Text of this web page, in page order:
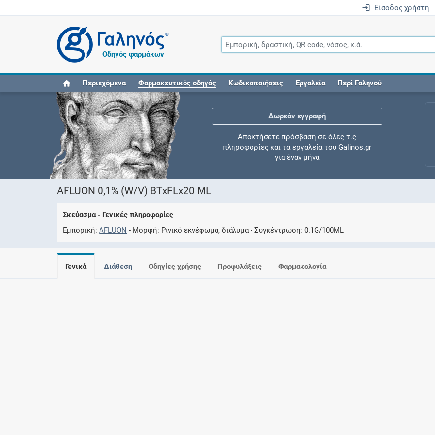
Είσοδος χρήστη
®
Οδηγός φαρμάκων
Περιεχόμενα Φαρμακευτικός οδηγός Κωδικοποιήσεις Εργαλεία Περί Γαληνού
Δωρεάν εγγραφή
Αποκτήσετε πρόσβαση σε όλες τις
πληροφορίες και τα εργαλεία του Galinos.gr
για έναν μήνα
Ελέγξτε την αγωγή σας για αντενδείξεις και
AFLUON 0,1% (W/V) BTxFLx20 ML
Σκεύασμα - Γενικές πληροφορίες
Εμπορική AFLUON Μορφή Ρινικό εκνέφωμα, διάλυμα Συγκέντρωση 0.1G/100ML
Γενικά Διάθεση Οδηγίες χρήσης Προφυλάξεις Φαρμακολογία